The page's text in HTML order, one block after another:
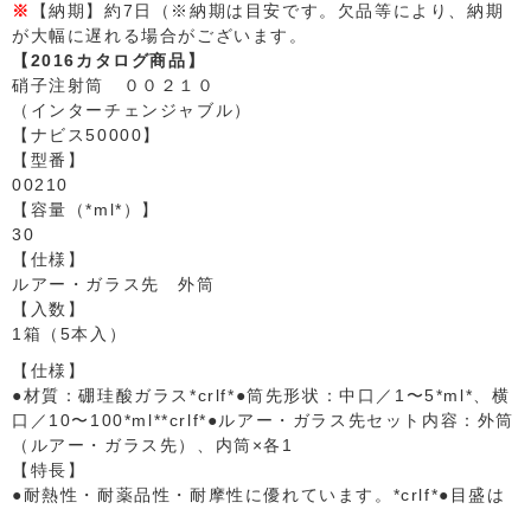
※
【納期】約7日（※納期は目安です。欠品等により、納期
が大幅に遅れる場合がございます。
【2016カタログ商品】
硝子注射筒 ００２１０
（インターチェンジャブル）
【ナビス50000】
【型番】
00210
【容量（*ml*）】
30
【仕様】
ルアー・ガラス先 外筒
【入数】
1箱（5本入）
【仕様】
●材質：硼珪酸ガラス*crlf*●筒先形状：中口／1〜5*ml*、横
口／10〜100*ml**crlf*●ルアー・ガラス先セット内容：外筒
（ルアー・ガラス先）、内筒×各1
【特長】
●耐熱性・耐薬品性・耐摩性に優れています。*crlf*●目盛は